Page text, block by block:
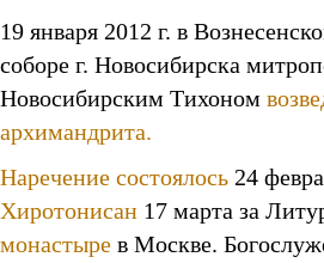
19 января 2012 г. в
соборе г. Новосибирска
Новосибирским Тихоном
архимандрита.
Наречение состоялось 24
Хиротонисан 17 марта за
монастыре в Москве.